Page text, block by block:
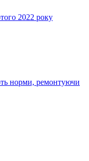
2022 року
норми, ремонтуючи